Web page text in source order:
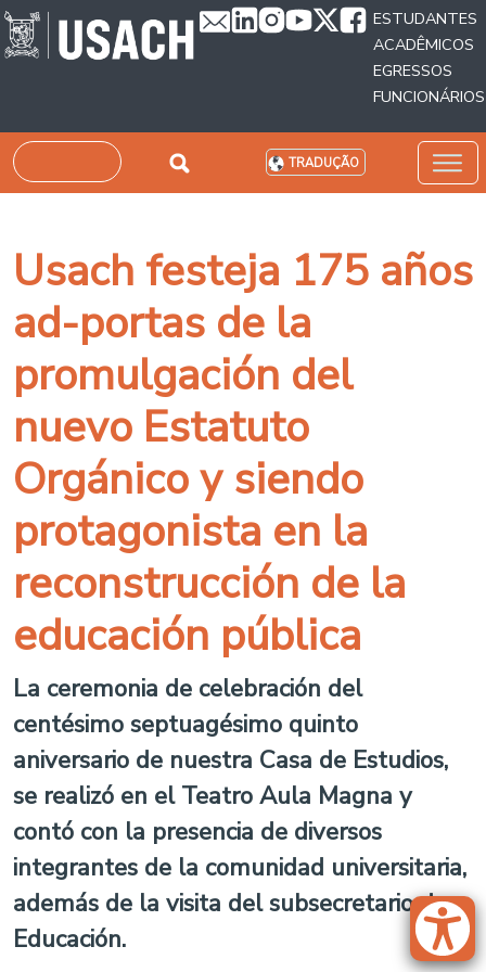
Passar para o conteúdo principal
ESTUDANTES
ACADÊMICOS
EGRESSOS
FUNCIONÁRIOS
Pesquisar TRADUÇÃO
Usach festeja 175 años
ad-portas de la
promulgación del
nuevo Estatuto
Orgánico y siendo
protagonista en la
reconstrucción de la
educación pública
La ceremonia de celebración del
centésimo septuagésimo quinto
aniversario de nuestra Casa de Estudios,
se realizó en el Teatro Aula Magna y
contó con la presencia de diversos
integrantes de la comunidad universitaria,
además de la visita del subsecretario de
Educación.